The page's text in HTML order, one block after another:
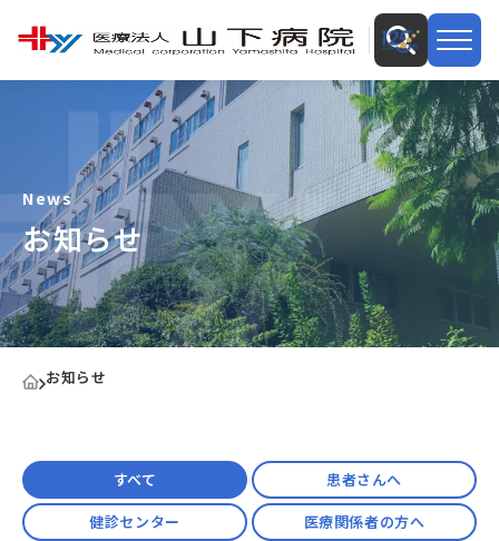
News
お知らせ
お知らせ
すべて
患者さんへ
健診センター
医療関係者の方へ